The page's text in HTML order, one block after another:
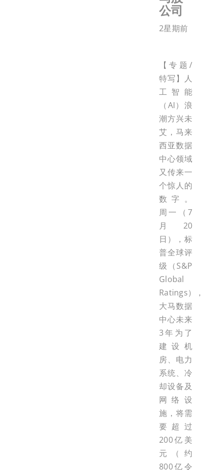
公司
2星期前
【专题/
特写】人
工智能
（AI）浪
潮方兴未
艾，马来
西亚数据
中心领域
又传来一
个惊人的
数字。
周一（7
月20
日），标
普全球评
级（S&P
Global
Ratings），
大马数据
中心未来
3年为了
建设机
房、电力
系统、冷
却设备及
网络设
施，将需
要超过
200亿美
元（约
800亿令